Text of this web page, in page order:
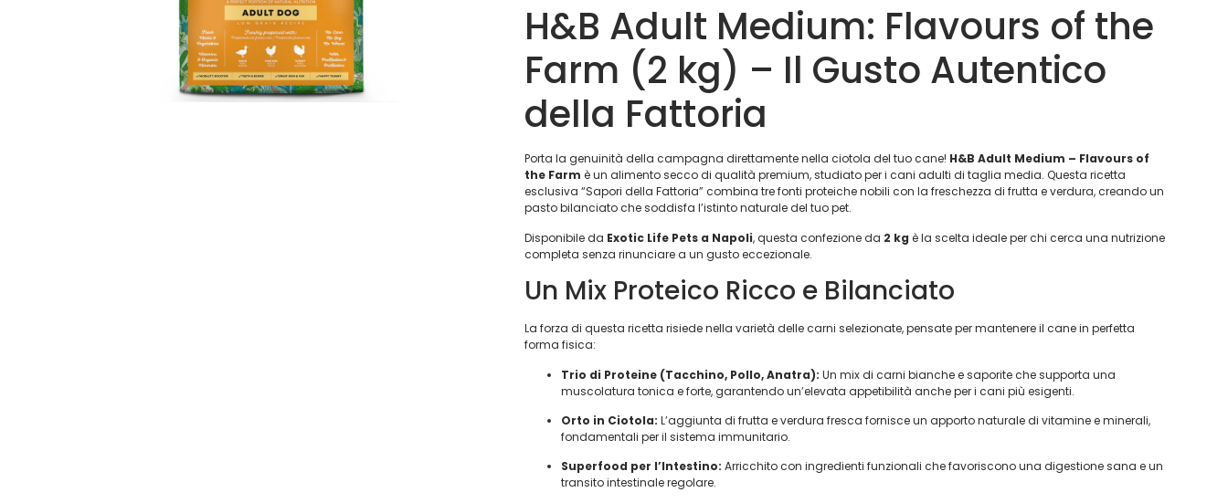
H&B Adult Medium: Flavours of the
Farm (2 kg) – Il Gusto Autentico
della Fattoria
Porta la genuinità della campagna direttamente nella ciotola del tuo cane! H&B Adult Medium – Flavours of
the Farm è un alimento secco di qualità premium, studiato per i cani adulti di taglia media. Questa ricetta
esclusiva “Sapori della Fattoria” combina tre fonti proteiche nobili con la freschezza di frutta e verdura, creando un
pasto bilanciato che soddisfa l’istinto naturale del tuo pet.
Disponibile da Exotic Life Pets a Napoli, questa confezione da 2 kg è la scelta ideale per chi cerca una nutrizione
completa senza rinunciare a un gusto eccezionale.
Un Mix Proteico Ricco e Bilanciato
La forza di questa ricetta risiede nella varietà delle carni selezionate, pensate per mantenere il cane in perfetta
forma fisica:
Trio di Proteine (Tacchino, Pollo, Anatra): Un mix di carni bianche e saporite che supporta una
muscolatura tonica e forte, garantendo un’elevata appetibilità anche per i cani più esigenti.
Orto in Ciotola: L’aggiunta di frutta e verdura fresca fornisce un apporto naturale di vitamine e minerali,
fondamentali per il sistema immunitario.
Superfood per l’Intestino: Arricchito con ingredienti funzionali che favoriscono una digestione sana e un
transito intestinale regolare.